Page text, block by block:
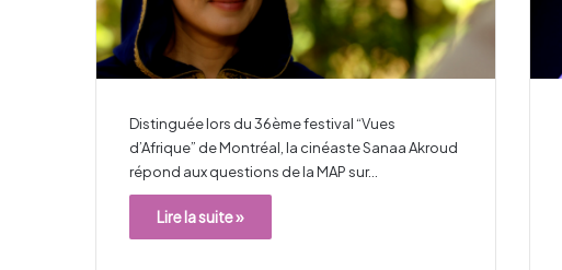
Distinguée lors du 36ème festival “Vues
d’Afrique” de Montréal, la cinéaste Sanaa Akroud
répond aux questions de la MAP sur…
Lire la suite »